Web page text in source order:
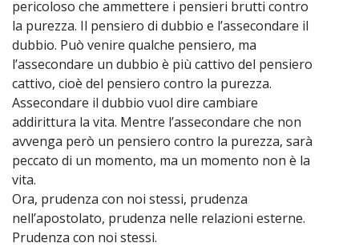
pericoloso che ammettere i pensieri brutti contro
la purezza. Il pensiero di dubbio e l’assecondare il
dubbio. Può venire qualche pensiero, ma
l’assecondare un dubbio è più cattivo del pensiero
cattivo, cioè del pensiero contro la purezza.
Assecondare il dubbio vuol dire cambiare
addirittura la vita. Mentre l’assecondare che non
avvenga però un pensiero contro la purezza, sarà
peccato di un momento, ma un momento non è la
vita.
Ora, prudenza con noi stessi, prudenza
nell’apostolato, prudenza nelle relazioni esterne.
Prudenza con noi stessi.